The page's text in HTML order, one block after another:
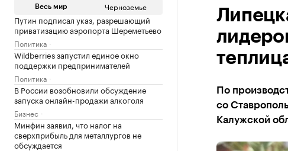
Весь мир Черноземье
Путин подписал указ, разрешающий
приватизацию аэропорта Шереметьево
Политика
Wildberries запустил единое окно
поддержки предпринимателей
Политика
В России возобновили обсуждение
запуска онлайн-продажи алкоголя
Бизнес
Минфин заявил, что налог на
сверхприбыль для металлургов не
обсуждается
По
со
Калужской